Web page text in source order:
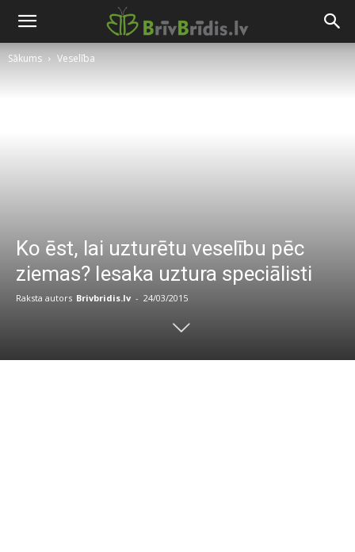
Sākums Veselība
Ko ēst, lai uzturētu veselību pēc
ziemas? Iesaka uztura speciālisti
Raksta autors Brivbridis.lv - 24/03/2015